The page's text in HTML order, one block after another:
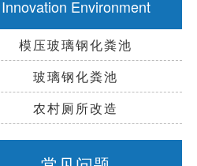
Innovation Environment
模压玻璃钢化粪池
玻璃钢化粪池
农村厕所改造